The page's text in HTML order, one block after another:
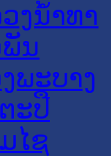
ງນໍ້າທາ
ນ
ພະບາງ
ະປື
ໄຊ